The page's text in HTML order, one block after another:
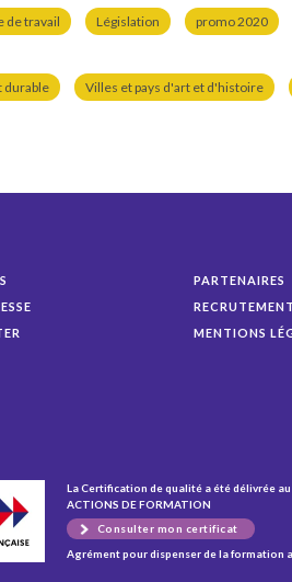
de travail Législation promo 2020
durable Villes et pays d'art et d'histoire
PARTENAIRES
RECRUTEMENT
MENTIONS
La Certification de qualité a été délivrée
ACTIONS DE FORMATION
Consulter mon certificat
Agrément pour dispenser de la formation